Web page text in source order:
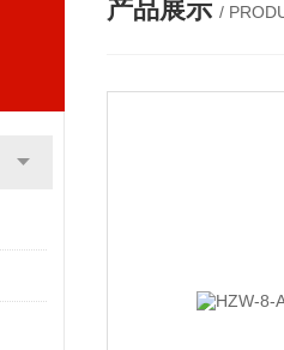
产品展示 /